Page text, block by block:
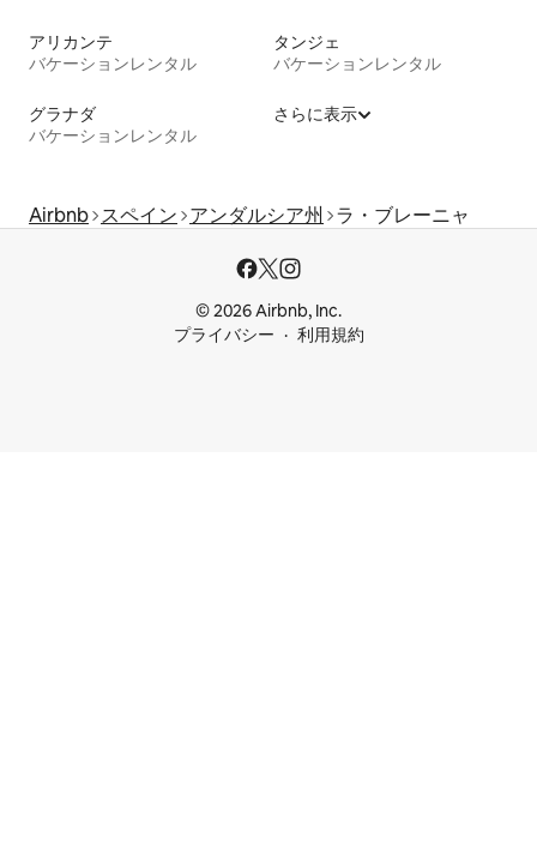
アリカンテ
バケーションレンタル
タンジェ
バケーションレンタル
グラナダ
バケーションレンタル
さらに表示
Airbnb スペイン アンダルシア州 ラ・ブレーニャ
© 2026 Airbnb, Inc.
プライバシー
利用規約